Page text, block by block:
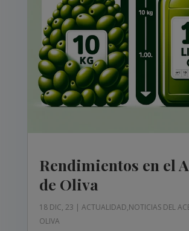
Rendimientos en el
de Oliva
18 DIC, 23 | ACTUALIDAD,NOTICIAS DEL
OLIVA